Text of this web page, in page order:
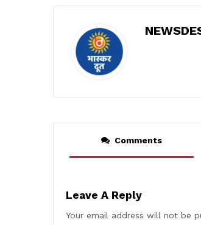
Comments
Leave A Reply
Your email address will not be